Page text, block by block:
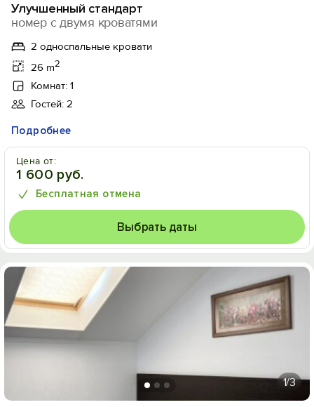
Улучшенный стандарт
номер с двумя кроватями
2 односпальные кровати
26 m2
Комнат: 1
Гостей: 2
Подробнее
Цена от:
1 600 руб.
Бесплатная отмена
Выбрать даты
1/3